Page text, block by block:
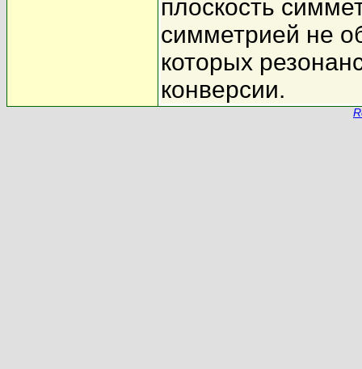
плоскость
симметрией не
которых
конверсии.